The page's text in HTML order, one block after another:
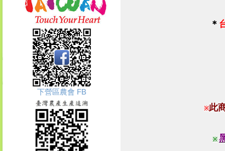
下營區農會 FB
＊
※此
※